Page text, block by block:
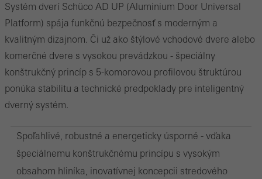
Systém dverí Schüco AD UP (Aluminium Door Universal
Platform) spája funkčnú bezpečnosť s moderným a
kvalitným dizajnom. Či už ako štýlové vchodové dvere alebo
komerčné dvere s vysokou prevádzkou - špeciálny
konštrukčný princíp s 5-komorovou profilovou štruktúrou
ponúka stabilitu a technické predpoklady pre inteligentný
dverný systém.
Spoľahlivé, robustné a energeticky úsporné - vďaka
špeciálnemu konštrukčnému princípu s vysokým
obsahom hliníka, inovatívnej koncepcii stredového